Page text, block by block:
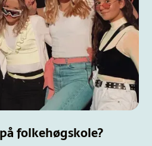
folkehøgskole?